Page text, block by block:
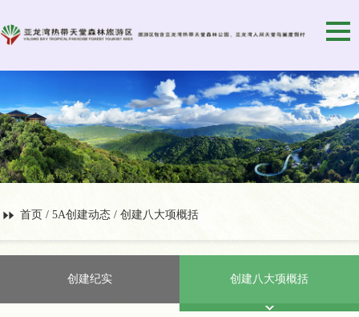
首页 / 5A创建动态 / 创建八大项概括
创建纪实 创建八大项概括